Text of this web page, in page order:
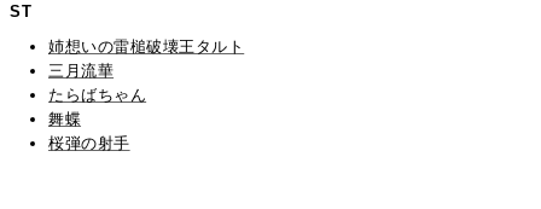
ST
姉想いの雷槌破壊王タルト
三月流華
たらばちゃん
舞蝶
桜弾の射手